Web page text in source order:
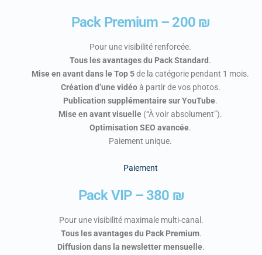
Pack Premium – 200 ₪
Pour une visibilité renforcée.
Tous les avantages du Pack Standard .
Mise en avant dans le Top 5de la catégorie pendant 1 mois.
Création d’une vidéoà partir de vos photos.
Publication supplémentaire sur YouTube.
Mise en avant visuelle (“À voir absolument”).
Optimisation SEO avancée.
Paiement unique.
Paiement
Pack VIP – 380 ₪
Pour une visibilité maximale multi-canal.
Tous les avantages du Pack Premium.
Diffusion dans la newsletter mensuelle.